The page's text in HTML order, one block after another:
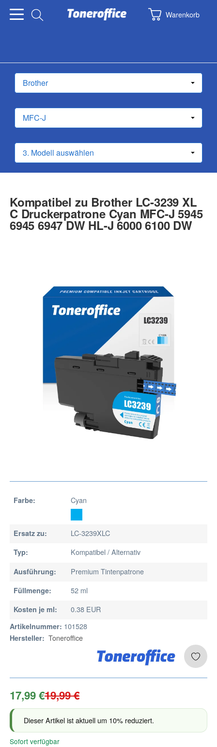
Warenkorb
Kompatibel zu Brother LC-3239 XL
C Druckerpatrone Cyan MFC-J 5945
6945 6947 DW HL-J 6000 6100 DW
Farbe: Cyan
Ersatz zu: LC-3239XLC
Typ: Kompatibel / Alternativ
Ausführung: Premium Tintenpatrone
Füllmenge: 52 ml
Kosten je ml: 0.38 EUR
Artikelnummer: 101528
Hersteller: Toneroffice
17,99 €19,99 €
Dieser Artikel ist aktuell um 10% reduziert.
Sofort verfügbar